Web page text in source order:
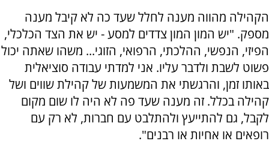
הקהילה מהווה מענה לחלל שעד כה לא קיבל מענה
מספק. "יש המון המון צדדים למסע - יש את הצד הכלכלי,
הפיזי, הנפשי, ההלכתי, הרפואי, הזוגי... משהו שאתה יכול
פשוט לשבת ולדבר עליו. אני למדתי עבודה סוציאלית
באותו זמן, והרגשתי את המשמעות של קהילת שווים ושל
קהילה בכלל. זה מענה שעד פה לא היה לו שום מקום
לקבל, גם להתייעץ ולהתלבט עם חברות, לא רק עם
רופאים או אחיות או רבנים".